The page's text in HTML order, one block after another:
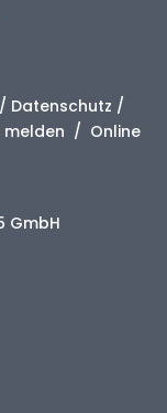
/ Datenschutz /
/ Online
GmbH